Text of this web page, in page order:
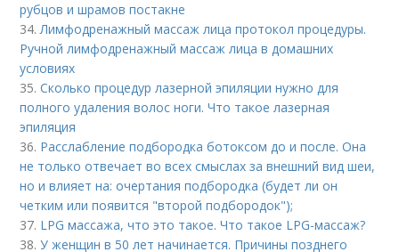
рубцов и шрамов постакне
34.Лимфодренажный массаж лица протокол процедуры.
Ручной лимфодренажный массаж лица в домашних
условиях
35.Сколько процедур лазерной эпиляции нужно для
полного удаления волос ноги. Что такое лазерная
эпиляция
36. Расслабление подбородка ботоксом до и после. Она
не только отвечает во всех смыслах за внешний вид шеи,
но и влияет на: очертания подбородка (будет ли он
четким или появится "второй подбородок");
37. LPG массажа, что это такое. Что такое LPG-массаж?
38.У женщин в 50 лет начинается. Причины позднего